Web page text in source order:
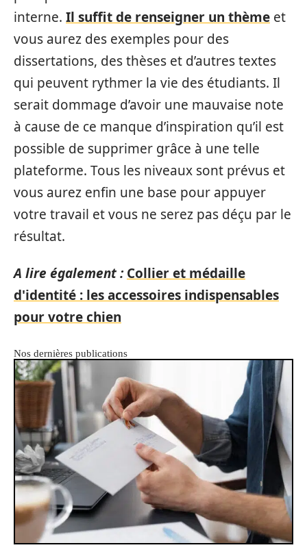
interne. Il suffit de renseigner un thème et
vous aurez des exemples pour des
dissertations, des thèses et d’autres textes
qui peuvent rythmer la vie des étudiants. Il
serait dommage d’avoir une mauvaise note
à cause de ce manque d’inspiration qu’il est
possible de supprimer grâce à une telle
plateforme. Tous les niveaux sont prévus et
vous aurez enfin une base pour appuyer
votre travail et vous ne serez pas déçu par le
résultat.
A lire également : Collier et médaille
d'identité : les accessoires indispensables
pour votre chien
Nos dernières publications